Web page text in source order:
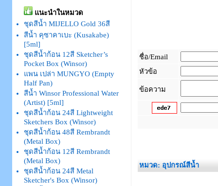
แนะนำในหมวด
ชุดสีน้ำ MIJELLO Gold 36สี
สีน้ำ คุซาคาเบะ (Kusakabe)
[5ml]
ชุดสีน้ำก้อน 12สี Sketcher’s
Pocket Box (Winsor)
แพน เปล่า MUNGYO (Empty
Half Pan)
สีน้ำ Winsor Professional Water
(Artist) [5ml]
ชุดสีน้ำก้อน 24สี Lightweight
Sketchers Box (Winsor)
ชุดสีน้ำก้อน 48สี Rembrandt
(Metal Box)
ชุดสีน้ำก้อน 12สี Rembrandt
(Metal Box)
ชุดสีน้ำก้อน 24สี Metal
Sketcher's Box (Winsor)
ชื่อ/Email
หัวข้อ
ข้อความ
หมวด: อุปกรณ์สีน้ำ